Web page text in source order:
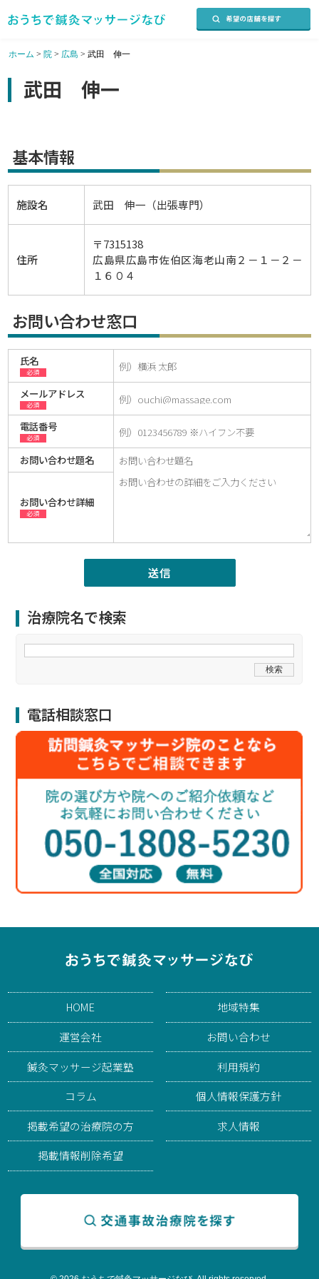
ホーム > 院> 広島 > 武田 伸一
武田 伸一
基本情報
施設名 武田 伸一（出張専門）
住所
〒7315138
広島県広島市佐伯区海老山南２－１－２－
１６０４
お問い合わせ窓口
氏名
必須
メールアドレス
必須
電話番号
必須
お問い合わせ題名
お問い合わせ詳細
必須
治療院名で検索
電話相談窓口
HOME
運営会社
鍼灸マッサージ起業塾
コラム
掲載希望の治療院の方
掲載情報削除希望
地域特集
お問い合わせ
利用規約
個人情報保護方針
求人情報